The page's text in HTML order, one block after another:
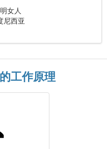
女人
尼西亚
工作原理